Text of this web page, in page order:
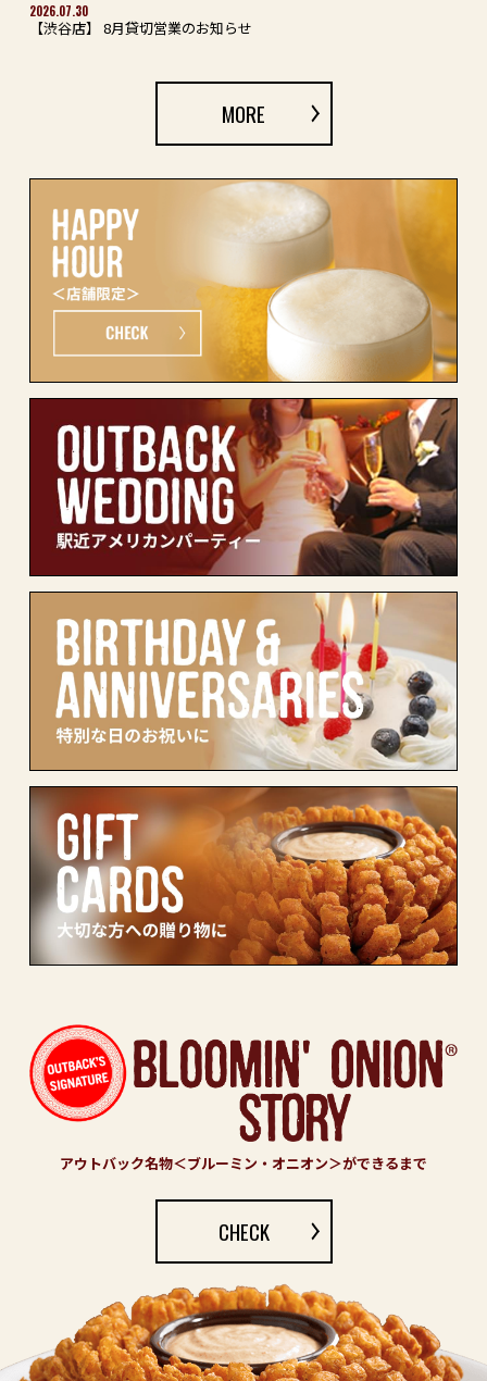
2026.07.30
【渋谷店】 8月貸切営業のお知らせ
MORE
アウトバック名物＜ブルーミン・オニオン＞ができるまで
CHECK